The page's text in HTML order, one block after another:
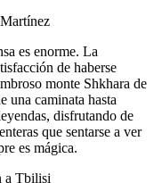
es enorme. La
de haberse
monte Shkhara de
una caminata hasta
disfrutando de
que sentarse a ver
es mágica.